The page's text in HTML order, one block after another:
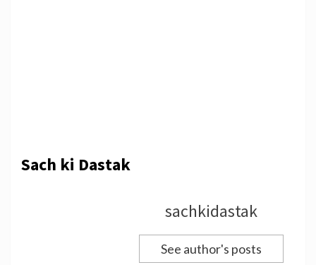
Sach ki Dastak
sachkidastak
See author's posts